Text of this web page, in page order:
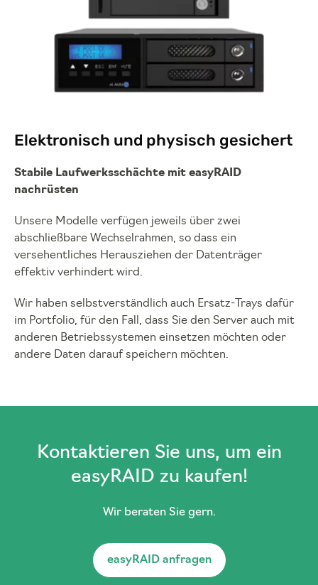
Elektronisch und physisch gesichert
Stabile Laufwerksschächte mit easyRAID
nachrüsten
Unsere Modelle verfügen jeweils über zwei
abschließbare Wechselrahmen, so dass ein
versehentliches Herausziehen der Datenträger
effektiv verhindert wird.
Wir haben selbstverständlich auch Ersatz-Trays dafür
im Portfolio, für den Fall, dass Sie den Server auch mit
anderen Betriebssystemen einsetzen möchten oder
andere Daten darauf speichern möchten.
Kontaktieren Sie uns, um ein
easyRAID zu kaufen!
Wir beraten Sie gern.
easyRAID anfragen